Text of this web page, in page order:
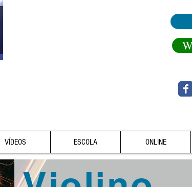
VÍDEOS ESCOLA ONLINE